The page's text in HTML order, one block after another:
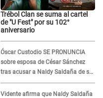
Trébol Clan se suma al cartel
de "U Fest" por su 102°
aniversario
Óscar Custodio SE PRONUNCIA
sobre esposa de César Sánchez
tras acusar a Naldy Saldaña de ser
PAREJA del músico: "Lo dejo en
manos de la justicia"
Vidente afirma que Naldy Saldaña